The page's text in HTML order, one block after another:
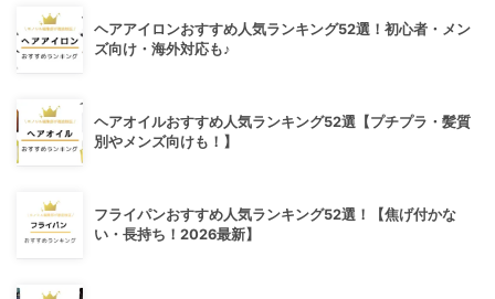
ヘアアイロンおすすめ人気ランキング52選！初心者・メン
ズ向け・海外対応も♪
ヘアオイルおすすめ人気ランキング52選【プチプラ・髪質
別やメンズ向けも！】
フライパンおすすめ人気ランキング52選！【焦げ付かな
い・長持ち！2026最新】